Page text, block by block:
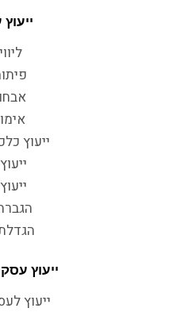
ייעוץ
ייעוץ
ייעוץ